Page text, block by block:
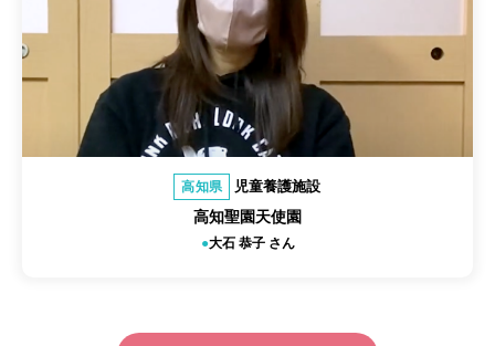
高知県 児童養護施設
高知聖園天使園
大石 恭子 さん